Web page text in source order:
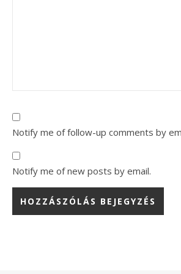
Notify me of follow-up comments by
Notify me of new posts by email.